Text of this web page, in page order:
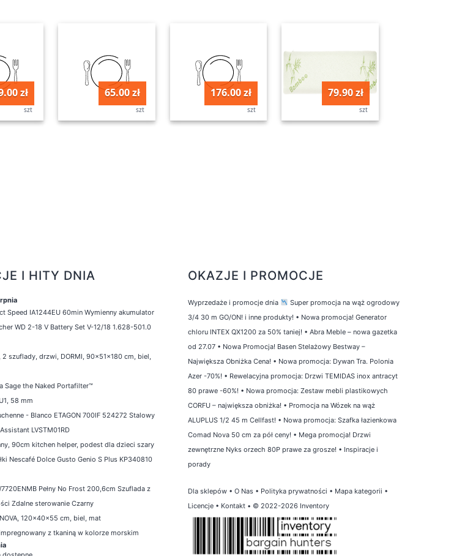
zł
szt
65.00 zł
szt
176.00 zł
szt
79.90 zł
szt
I HITY DNIA
Speed IA1244EU 60min Wymienny akumulator
WD 2-18 V Battery Set V-12/18 1.628-501.0
szuflady, drzwi, DORMI, 90x51x180 cm, biel,
Sage the Naked Portafilter™
58 mm
- Blanco ETAGON 700IF 524272 Stalowy
LVSTM01RD
90cm kitchen helper, podest dla dzieci szary
Nescafé Dolce Gusto Genio S Plus KP340810
Pełny No Frost 200,6cm Szuflada z
Zdalne sterowanie Czarny
120x40x55 cm, biel, mat
z tkaniną w kolorze morskim
OKAZJE I PROMOCJE
Wyprzedaże i promocje dnia
Super promocja na wąż ogrodowy
3/4 30 m GO/ON! i inne produkty! • Nowa promocja! Generator
chloru INTEX QX1200 za 50% taniej! • Abra Meble – nowa gazetka
od 27.07 • Nowa Promocja! Basen Stelażowy Bestway –
Największa Obniżka Cena! • Nowa promocja: Dywan Tra. Polonia
Azer -70%! • Rewelacyjna promocja: Drzwi TEMIDAS inox antracyt
80 prawe -60%! • Nowa promocja: Zestaw mebli plastikowych
CORFU – największa obniżka! • Promocja na Wózek na wąż
ALUPLUS 1/2 45 m Cellfast! • Nowa promocja: Szafka łazienkowa
Comad Nova 50 cm za pół ceny! • Mega promocja! Drzwi
zewnętrzne Nyks orzech 80P prawe za grosze! • Inspiracje i
porady
Dla sklepów • O Nas • Polityka prywatności • Mapa kategorii •
Licencje • Kontakt • © 2022-2026 Inventory